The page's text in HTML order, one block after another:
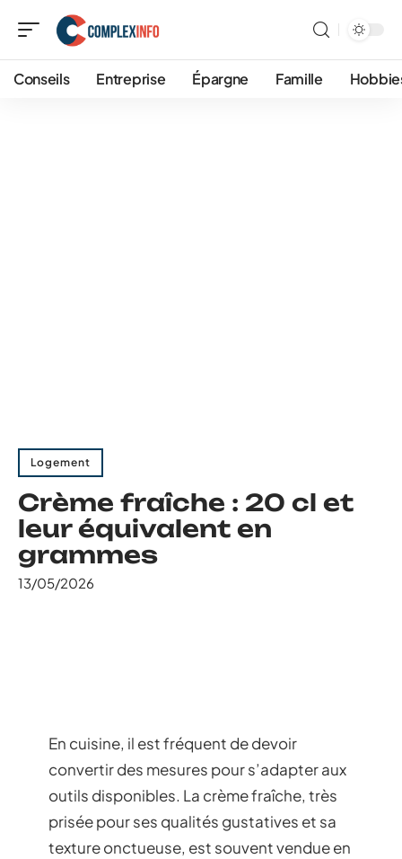
Conseils Entreprise Épargne Famille
Logement
Crème fraîche : 20 cl et
leur équivalent en
grammes
13/05/2026
En cuisine, il est fréquent de devoir
convertir des mesures pour s’adapter aux
outils disponibles. La crème fraîche, très
prisée pour ses qualités gustatives et sa
texture onctueuse, est souvent vendue en